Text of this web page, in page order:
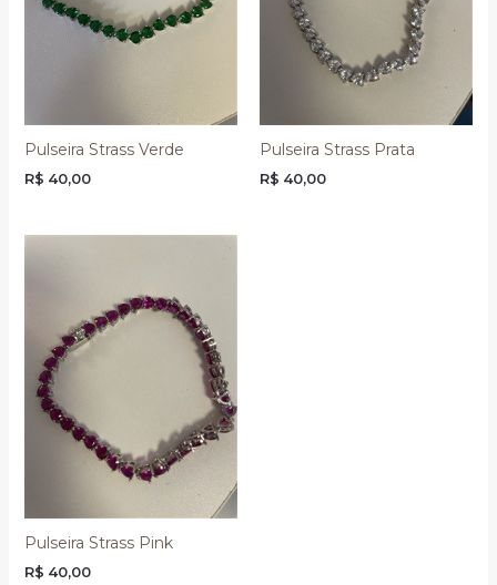
Pulseira Strass Verde
R$ 40,00
Pulseira Strass Prata
R$ 40,00
Pulseira Strass Pink
R$ 40,00